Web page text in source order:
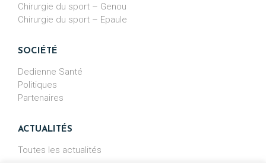
Chirurgie du sport – Genou
Chirurgie du sport – Epaule
SOCIÉTÉ
Dedienne Santé
Politiques
Partenaires
ACTUALITÉS
Toutes les actualités